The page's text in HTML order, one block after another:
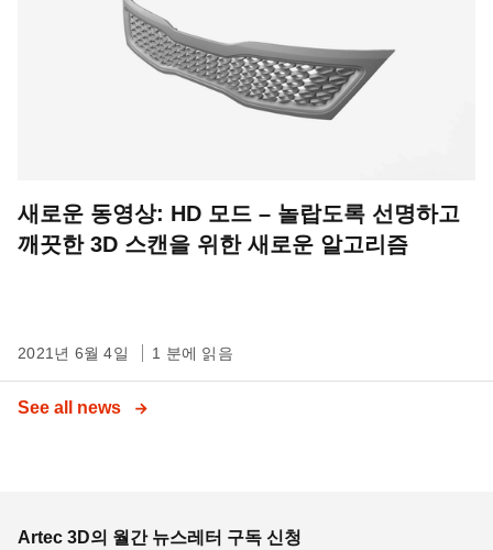
새로운 동영상: HD 모드 – 놀랍도록 선명하고
깨끗한 3D 스캔을 위한 새로운 알고리즘
2021년 6월 4일 1 분에 읽음
See all news
Artec 3D의 월간 뉴스레터 구독 신청